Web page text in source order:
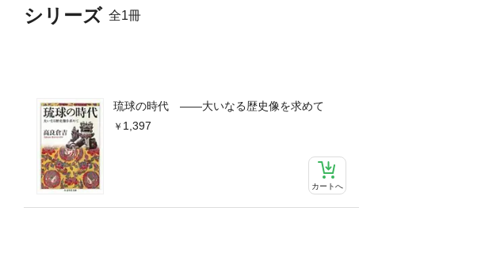
シリーズ 全1冊
琉球の時代 ――大いなる歴史像を求めて
1,397
カートへ